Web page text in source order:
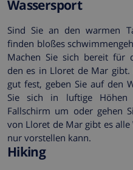
Wassersport
Sind Sie an den warmen
finden bloßes
Machen Sie sich bereit für
den es in Lloret de Mar
gut fest, geben Sie auf den
Sie sich in luftige Höhen
Fallschirm um oder gehen
von Lloret de Mar gibt es
nur vorstellen kann.
Hiking